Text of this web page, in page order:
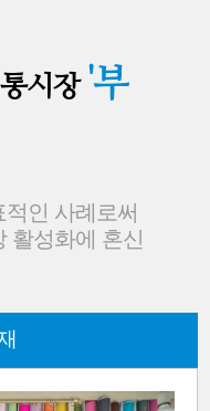
시장 '부
인 사례로써
활성화에 혼신